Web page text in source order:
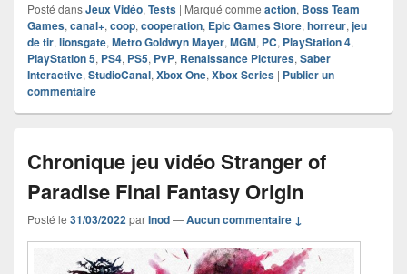
Posté dansJeux Vidéo, Tests | Marqué comme action, Boss Team
Games, canal+, coop, cooperation, Epic Games Store, horreur, jeu
de tir, lionsgate, Metro Goldwyn Mayer, MGM, PC, PlayStation 4,
PlayStation 5, PS4, PS5, PvP, Renaissance Pictures, Saber
Interactive, StudioCanal, Xbox One, Xbox Series | Publier un
commentaire
Chronique jeu vidéo Stranger of
Paradise Final Fantasy Origin
Posté le 31/03/2022parInod—Aucun commentaire ↓